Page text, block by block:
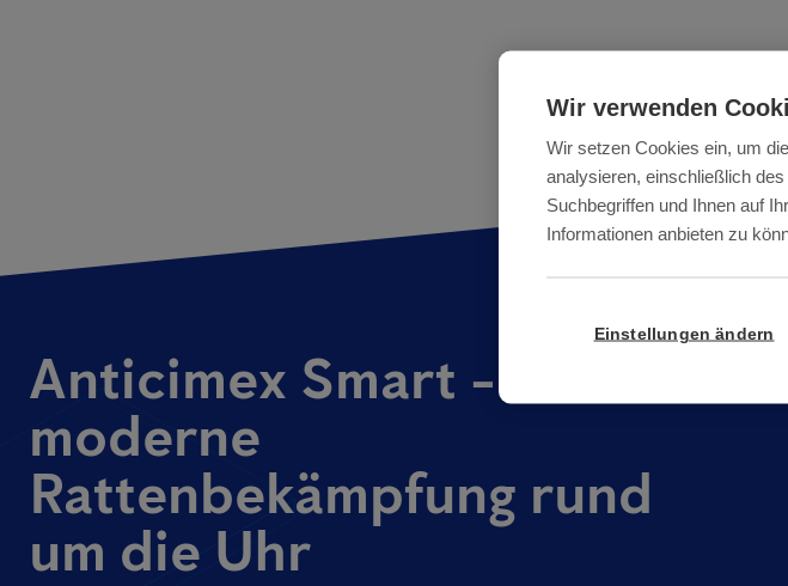
Anticimex Smart -
moderne
Rattenbekämpfung rund
um die Uhr
Wir verwenden
Wir setzen Cookies ein, um
analysieren, einschließlich
Suchbegriffen und Ihnen auf
Informationen anbieten zu
Einstellungen ändern